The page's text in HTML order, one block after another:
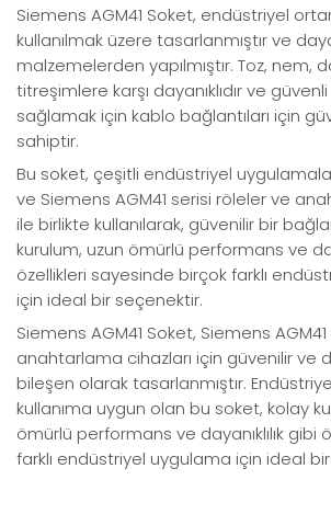
Siemens AGM41 Soket, endüstriyel
kullanılmak üzere tasarlanmıştır ve
malzemelerden yapılmıştır. Toz, nem,
titreşimlere karşı dayanıklıdır ve
sağlamak için kablo bağlantıları için
sahiptir.
Bu soket, çeşitli endüstriyel
ve Siemens AGM41 serisi röleler ve
ile birlikte kullanılarak, güvenilir bir
kurulum, uzun ömürlü performans ve
özellikleri sayesinde birçok farklı
için ideal bir seçenektir.
Siemens AGM41 Soket, Siemens
anahtarlama cihazları için güvenilir ve
bileşen olarak tasarlanmıştır.
kullanıma uygun olan bu soket, kolay
ömürlü performans ve dayanıklılık gibi
farklı endüstriyel uygulama için ideal